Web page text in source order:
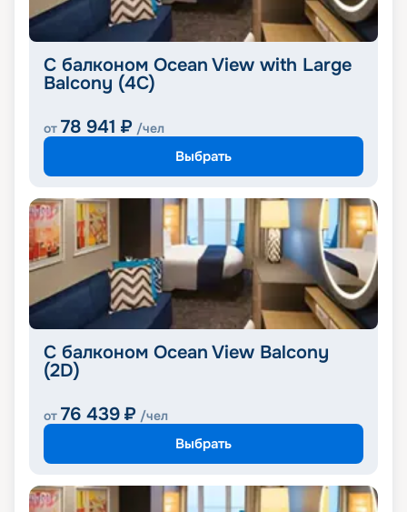
С балконом Ocean View with Large
Balcony (4C)
от 78 941 ₽ /чел
Выбрать
С балконом Ocean View Balcony
(2D)
от 76 439 ₽ /чел
Выбрать